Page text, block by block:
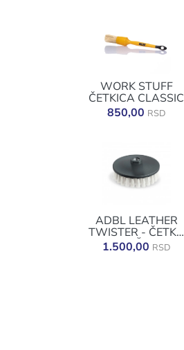
WORK STUFF
ČETKICA CLASSIC
30MM
850,00 RSD
ADBL LEATHER
TWISTER - ČETKA
ZA KOŽU NA
BUŠILICU 125 MM
1.500,00 RSD